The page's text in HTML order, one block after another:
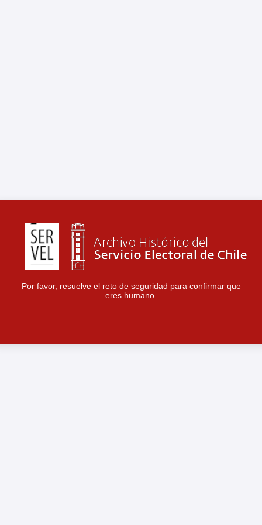
Por favor, resuelve el reto de seguridad para confirmar que
eres humano.